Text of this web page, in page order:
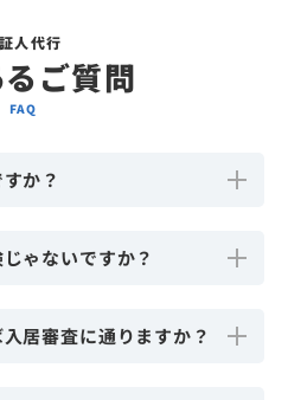
人代行
ご質問
FAQ
か？
ゃないですか？
居審査に通りますか？